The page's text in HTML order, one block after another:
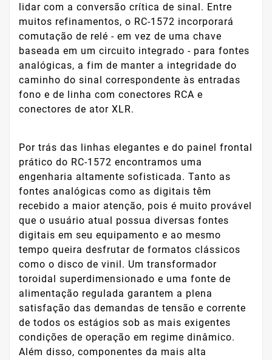
lidar com a conversão crítica de sinal. Entre
muitos refinamentos, o RC-1572 incorporará
comutação de relé - em vez de uma chave
baseada em um circuito integrado - para fontes
analógicas, a fim de manter a integridade do
caminho do sinal correspondente às entradas
fono e de linha com conectores RCA e
conectores de ator XLR.
Por trás das linhas elegantes e do painel frontal
prático do RC-1572 encontramos uma
engenharia altamente sofisticada. Tanto as
fontes analógicas como as digitais têm
recebido a maior atenção, pois é muito provável
que o usuário atual possua diversas fontes
digitais em seu equipamento e ao mesmo
tempo queira desfrutar de formatos clássicos
como o disco de vinil. Um transformador
toroidal superdimensionado e uma fonte de
alimentação regulada garantem a plena
satisfação das demandas de tensão e corrente
de todos os estágios sob as mais exigentes
condições de operação em regime dinâmico.
Além disso, componentes da mais alta